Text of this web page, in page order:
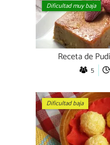
Dificultad muy baja
Receta de
5
Dificultad baja